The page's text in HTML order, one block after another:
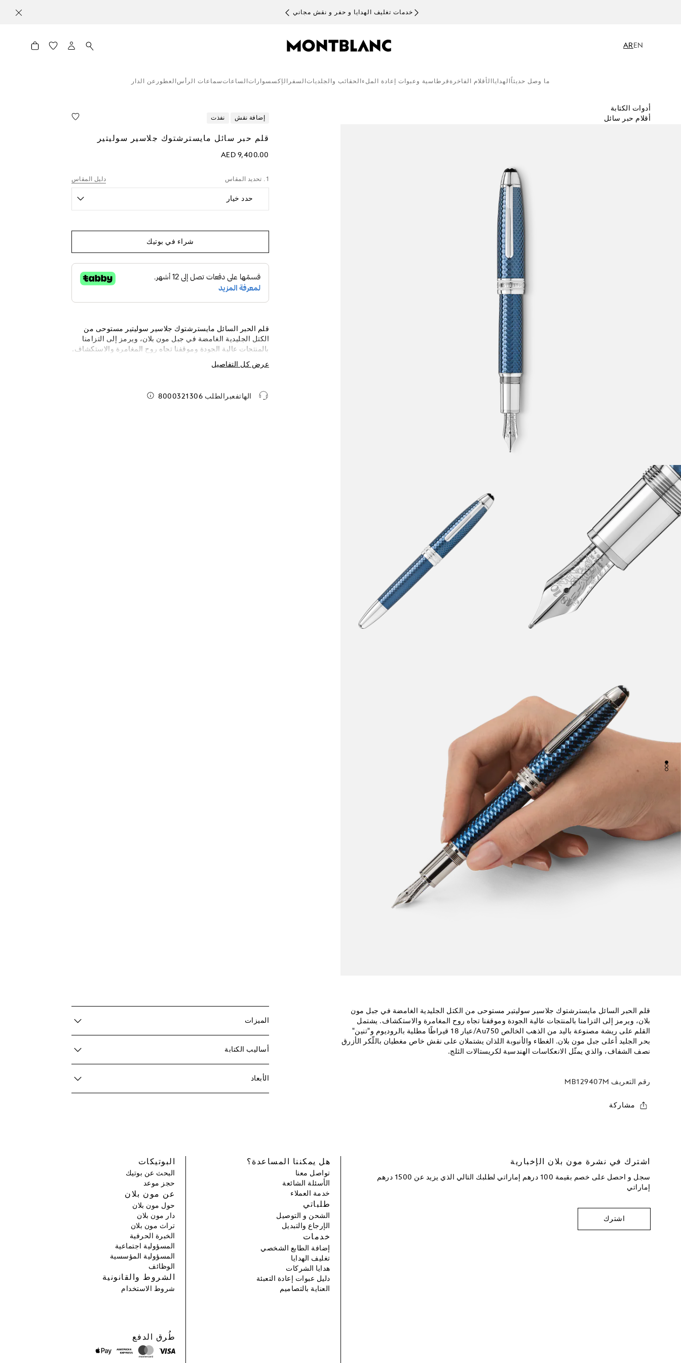
خدمات تغليف الهدايا و حفر و نقش مجاني
EN
AR
ما وصل حديثاً الهدايا الأقلام الفاخرة قرطاسية وعبوات إعادة الملء الحقائب والجلديات السفر الإكسسوارات الساعاتسماعات الرأس العطور عن الدار
أدوات الكتابة
أقلام حبر سائل
إضافة نقش نفذت
قلم حبر سائل مايسترشتوك جلاسير سوليتير
AED 9,400.00
1. تحديد المقاس دليل المقاس
حدد خيار
شراء في بوتيك
قلم الحبر السائل مايسترشتوك جلاسير سوليتير مستوحى من
الكتل الجليدية الغامضة في جبل مون بلان، ويرمز إلى التزامنا
بالمنتجات عالية الجودة وموقفنا تجاه روح المغامرة والاستكشاف.
Au750/عيار 18 قيراطًا مطلية بالروديوم و"تنين" بحر الجليد
خاص مغطيان باللّكر الأزرق نصف الشفاف، والذي يمثّل
الانعكاسات الهندسية لكريستالات الثلج.
عرض كل التفاصيل
الهاتفعبرالطلب 8000321306
قلم الحبر السائل مايسترشتوك جلاسير سوليتير مستوحى من الكتل الجليدية الغامضة في جبل مون
بلان، ويرمز إلى التزامنا بالمنتجات عالية الجودة وموقفنا تجاه روح المغامرة والاستكشاف. يشتمل
القلم على ريشة مصنوعة باليد من الذهب الخالص Au750/عيار 18 قيراطًا مطلية بالروديوم و"تنين"
بحر الجليد أعلى جبل مون بلان. الغطاء والأنبوبة اللذان يشتملان على نقش خاص مغطيان باللّكر الأزرق
نصف الشفاف، والذي يمثّل الانعكاسات الهندسية لكريستالات الثلج.
رقم التعريف MB129407M
مشاركة
الميزات
أساليب الكتابة
الأبعاد
اشترك في نشرة مون بلان الإخبارية
سجل و احصل على خصم بقيمة 100 درهم إماراتي لطلبك التالي الذي يزيد عن 1500 درهم
إماراتي
اشترك
طُرق الدفع
هل يمكننا المساعدة؟
تواصل معنا
الأسئلة الشائعة
خدمة العملاء
طلباتي
الشحن و التوصيل
الإرجاع والتبديل
خدمات
إضافة الطابع الشخصي
تغليف الهدايا
هدايا الشركات
دليل عبوات إعادة التعبئة
العناية بالتصاميم
البوتيكات
البحث عن بوتيك
حجز موعد
عن مون بلان
حول مون بلان
دار مون بلان
تراث مون بلان
الخبرة الحرفية
المسؤولية اجتماعية
المسؤولية المؤسسية
الوظائف
الشروط والقانونية
شروط الاستخدام